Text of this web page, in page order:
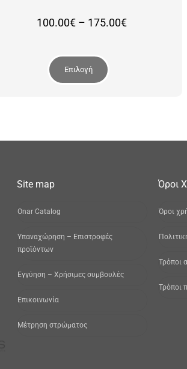
100.00€ – 175.00€Price
Επιλογή
Site map
Onar Catalog
Yπαναχώρηση – Επιστροφές
προϊόντων
Εγγύηση – Χρήσιμες συμβουλές
Επικοινωνία
Μέτρηση στρώματος
Όροι
Όροι
Τρόποι
Τρόποι